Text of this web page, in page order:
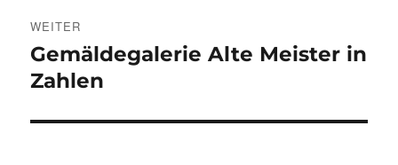
WEITER
Nächster
Beitrag:
Gemäldegalerie Alte Meister in
Zahlen